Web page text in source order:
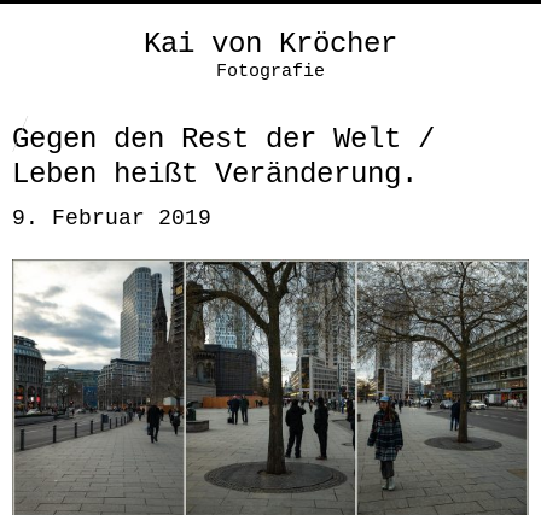
Kai von Kröcher
Fotografie
Gegen den Rest der Welt /
Leben heißt Veränderung.
9. Februar 2019